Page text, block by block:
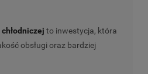
chłodniczej to inwestycja, która
obsługi oraz bardziej